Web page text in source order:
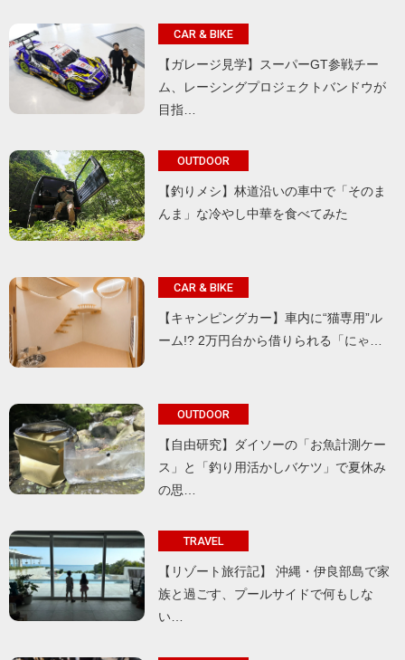
CAR & BIKE
【ガレージ見学】スーパーGT参戦チー
ム、レーシングプロジェクトバンドウが
目指…
OUTDOOR
【釣りメシ】林道沿いの車中で「そのま
んま」な冷やし中華を食べてみた
CAR & BIKE
【キャンピングカー】車内に“猫専用”ル
ーム!? 2万円台から借りられる「にゃ…
OUTDOOR
【自由研究】ダイソーの「お魚計測ケー
ス」と「釣り用活かしバケツ」で夏休み
の思…
TRAVEL
【リゾート旅行記】 沖縄・伊良部島で家
族と過ごす、プールサイドで何もしな
い…